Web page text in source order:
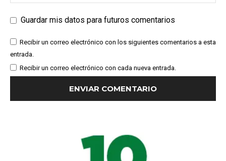
Guardar mis datos para futuros comentarios
Recibir un correo electrónico con los siguientes comentarios a esta
entrada.
Recibir un correo electrónico con cada nueva entrada.